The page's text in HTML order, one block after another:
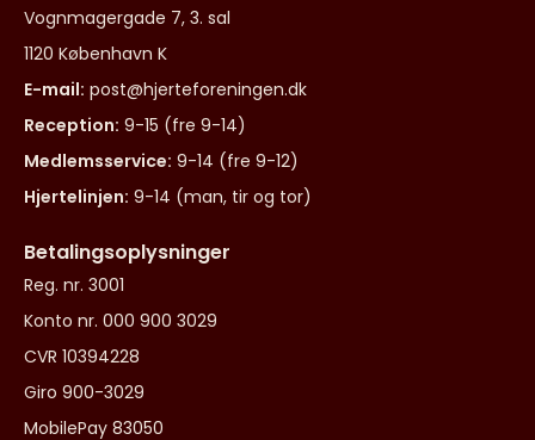
Vognmagergade 7, 3. sal
1120 København K
E-mail: post@hjerteforeningen.dk
Reception: 9-15 (fre 9-14)
Medlemsservice: 9-14 (fre 9-12)
Hjertelinjen: 9-14 (man, tir og tor)
Betalingsoplysninger
Reg. nr. 3001
Konto nr. 000 900 3029
CVR 10394228
Giro 900-3029
MobilePay 83050